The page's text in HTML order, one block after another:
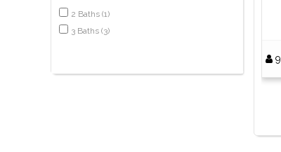
2 Baths (1)
3 Baths (3)
9